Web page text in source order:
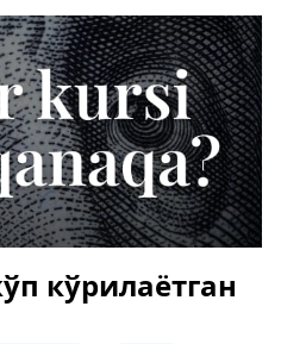
кўрилаётган